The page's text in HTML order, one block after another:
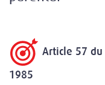
Article 57
1985